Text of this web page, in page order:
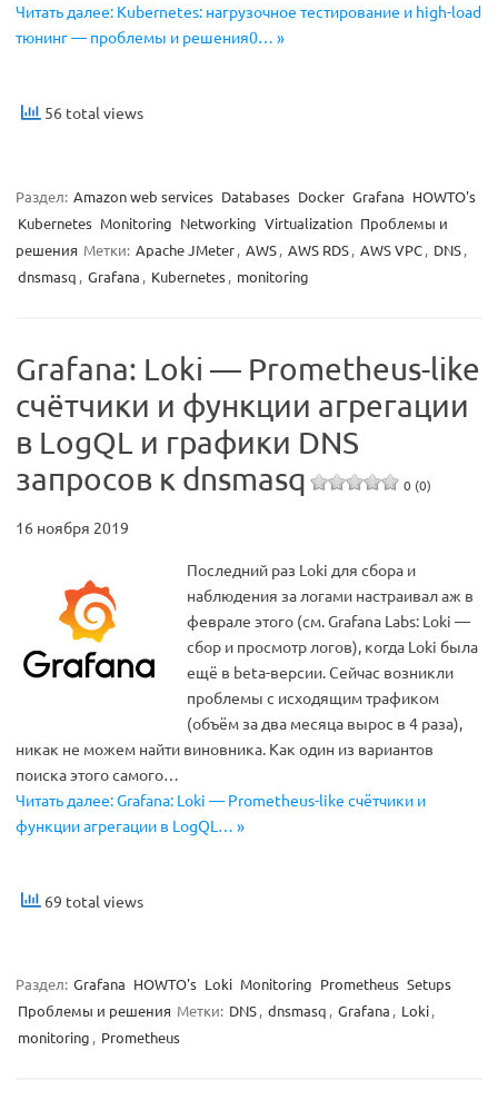
Читать далее: Kubernetes: нагрузочное тестирование и high-load
тюнинг — проблемы и решения0… »
56 total views
Раздел: Amazon web services Databases Docker Grafana HOWTO's
Kubernetes Monitoring Networking Virtualization Проблемы и
решения Метки: Apache JMeter, AWS, AWS RDS, AWS VPC, DNS,
dnsmasq , Grafana , Kubernetes, monitoring
Grafana: Loki — Prometheus-like
счётчики и функции агрегации
в LogQL и графики DNS
запросов к dnsmasq
0 (0)
16 ноября 2019
Последний раз Loki для сбора и
наблюдения за логами настраивал аж в
феврале этого (см. Grafana Labs: Loki —
сбор и просмотр логов), когда Loki была
ещё в beta-версии. Сейчас возникли
проблемы с исходящим трафиком
(объём за два месяца вырос в 4 раза),
никак не можем найти виновника. Как один из вариантов
поиска этого самого…
Читать далее: Grafana: Loki — Prometheus-like счётчики и
функции агрегации в LogQL… »
69 total views
Раздел: Grafana HOWTO's Loki Monitoring Prometheus Setups
Проблемы и решения Метки: DNS, dnsmasq , Grafana , Loki,
monitoring , Prometheus